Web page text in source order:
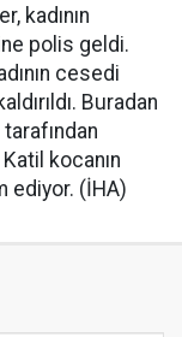
kadının
polis geldi.
cesedi
Buradan
kocanın
ediyor. (İHA)